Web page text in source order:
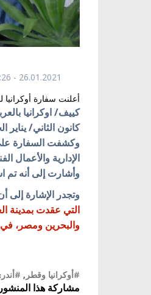
26.01.2021 - 14:26
أعلنت سفارة أوكرانيا
كييف/ اوكرانيا
كانون الثاني/ يناير
الإدارية والأعمال
وأشارت إلى أنه تم
وتجدر الإشارة إلى
التي عقدت بمدينة
والبحرين ومصر،
#أوكرانيا وقطر ,
مشاركة هذا